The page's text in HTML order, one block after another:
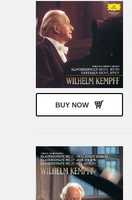
BUY NOW